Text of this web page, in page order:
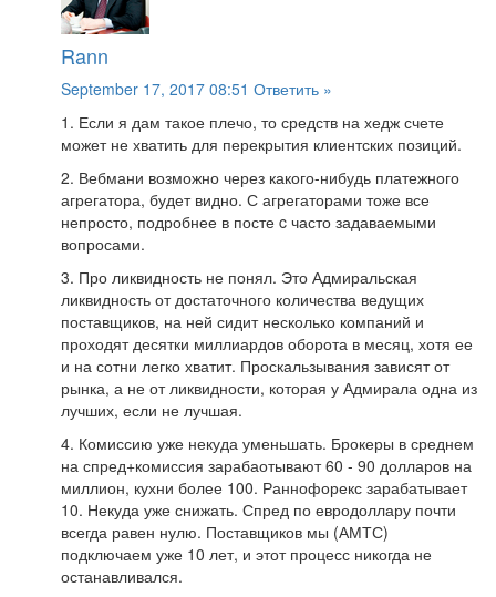
Rann
September 17, 2017 08:51 Ответить »
1. Если я дам такое плечо, то средств на хедж счете
может не хватить для перекрытия клиентских позиций.
2. Вебмани возможно через какого-нибудь платежного
агрегатора, будет видно. С агрегаторами тоже все
непросто, подробнее в посте c часто задаваемыми
вопросами.
3. Про ликвидность не понял. Это Адмиральская
ликвидность от достаточного количества ведущих
поставщиков, на ней сидит несколько компаний и
проходят десятки миллиардов оборота в месяц, хотя ее
и на сотни легко хватит. Проскальзывания зависят от
рынка, а не от ликвидности, которая у Адмирала одна из
лучших, если не лучшая.
4. Комиссию уже некуда уменьшать. Брокеры в среднем
на спред+комиссия зарабаотывают 60 - 90 долларов на
миллион, кухни более 100. Раннофорекс зарабатывает
10. Некуда уже снижать. Спред по евродоллару почти
всегда равен нулю. Поставщиков мы (АМТС)
подключаем уже 10 лет, и этот процесс никогда не
останавливался.